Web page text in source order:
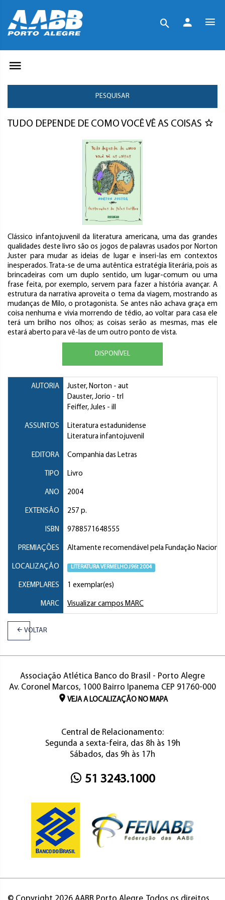
PESQUISAR
TUDO DEPENDE DE COMO VOCÊ VÊ AS COISAS
Clássico infantojuvenil da literatura americana, uma das grandes
qualidades deste livro são os jogos de palavras usados por Norton
Juster para mudar as ideias de lugar e inseri-las em contextos
inesperados. Trata-se de uma autêntica estratégia literária, pois as
brincadeiras com um duplo sentido, um lugar-comum ou uma
frase feita, por exemplo, servem para fazer a história avançar. A
estrutura da narrativa aproveita o tema da viagem, mostrando as
mudanças de Milo, o protagonista. Se antes não achava graça em
coisa nenhuma e vivia morrendo de tédio, ao voltar para casa ele
terá um brilho nos olhos; as coisas serão as mesmas, mas ele
estará aberto para vê-las de um outro ponto de vista.
DISPONÍVEL
AUTORIA Juster, Norton - aut
Dauster, Jorio - trl
Feiffer, Jules - ill
ASSUNTOS
Literatura estadunidense
Literatura infantojuvenil
EDITORA Companhia das Letras
TIPO Livro
ANO 2004
EXTENSÃO 257 p.
ISBN 9788571648555
PREMIAÇÕES Altamente recomendável pela Fundação
LOCALIZAÇÃO LITERATURA VERMELHO J96t 2004
EXEMPLARES 1 exemplar(es)
MARC Visualizar campos MARC
VOLTAR
Associação Atlética Banco do Brasil - Porto Alegre
Av. Coronel Marcos, 1000 Bairro Ipanema CEP 91760-000
VEJA A LOCALIZAÇÃO NO MAPA
Central de Relacionamento:
Segunda a sexta-feira, das 8h às 19h
Sábados, das 9h às 17h
51 3243.1000